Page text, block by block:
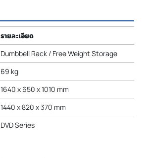
รายละเอียด
Dumbbell Rack / Free Weight Storage
69 kg
1640 x 650 x 1010 mm
1440 x 820 x 370 mm
DVD Series